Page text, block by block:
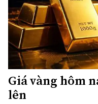
Giá vàng hôm
lên